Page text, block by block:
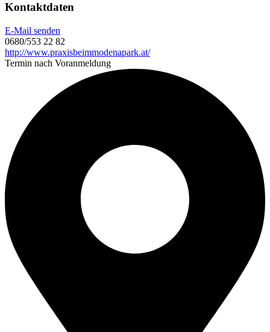
Kontaktdaten
E-Mail senden
0680/553 22 82
http://www.praxisbeimmodenapark.at/
Termin nach Voranmeldung